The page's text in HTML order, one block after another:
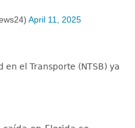
April 11, 2025
en el Transporte (NTSB) ya